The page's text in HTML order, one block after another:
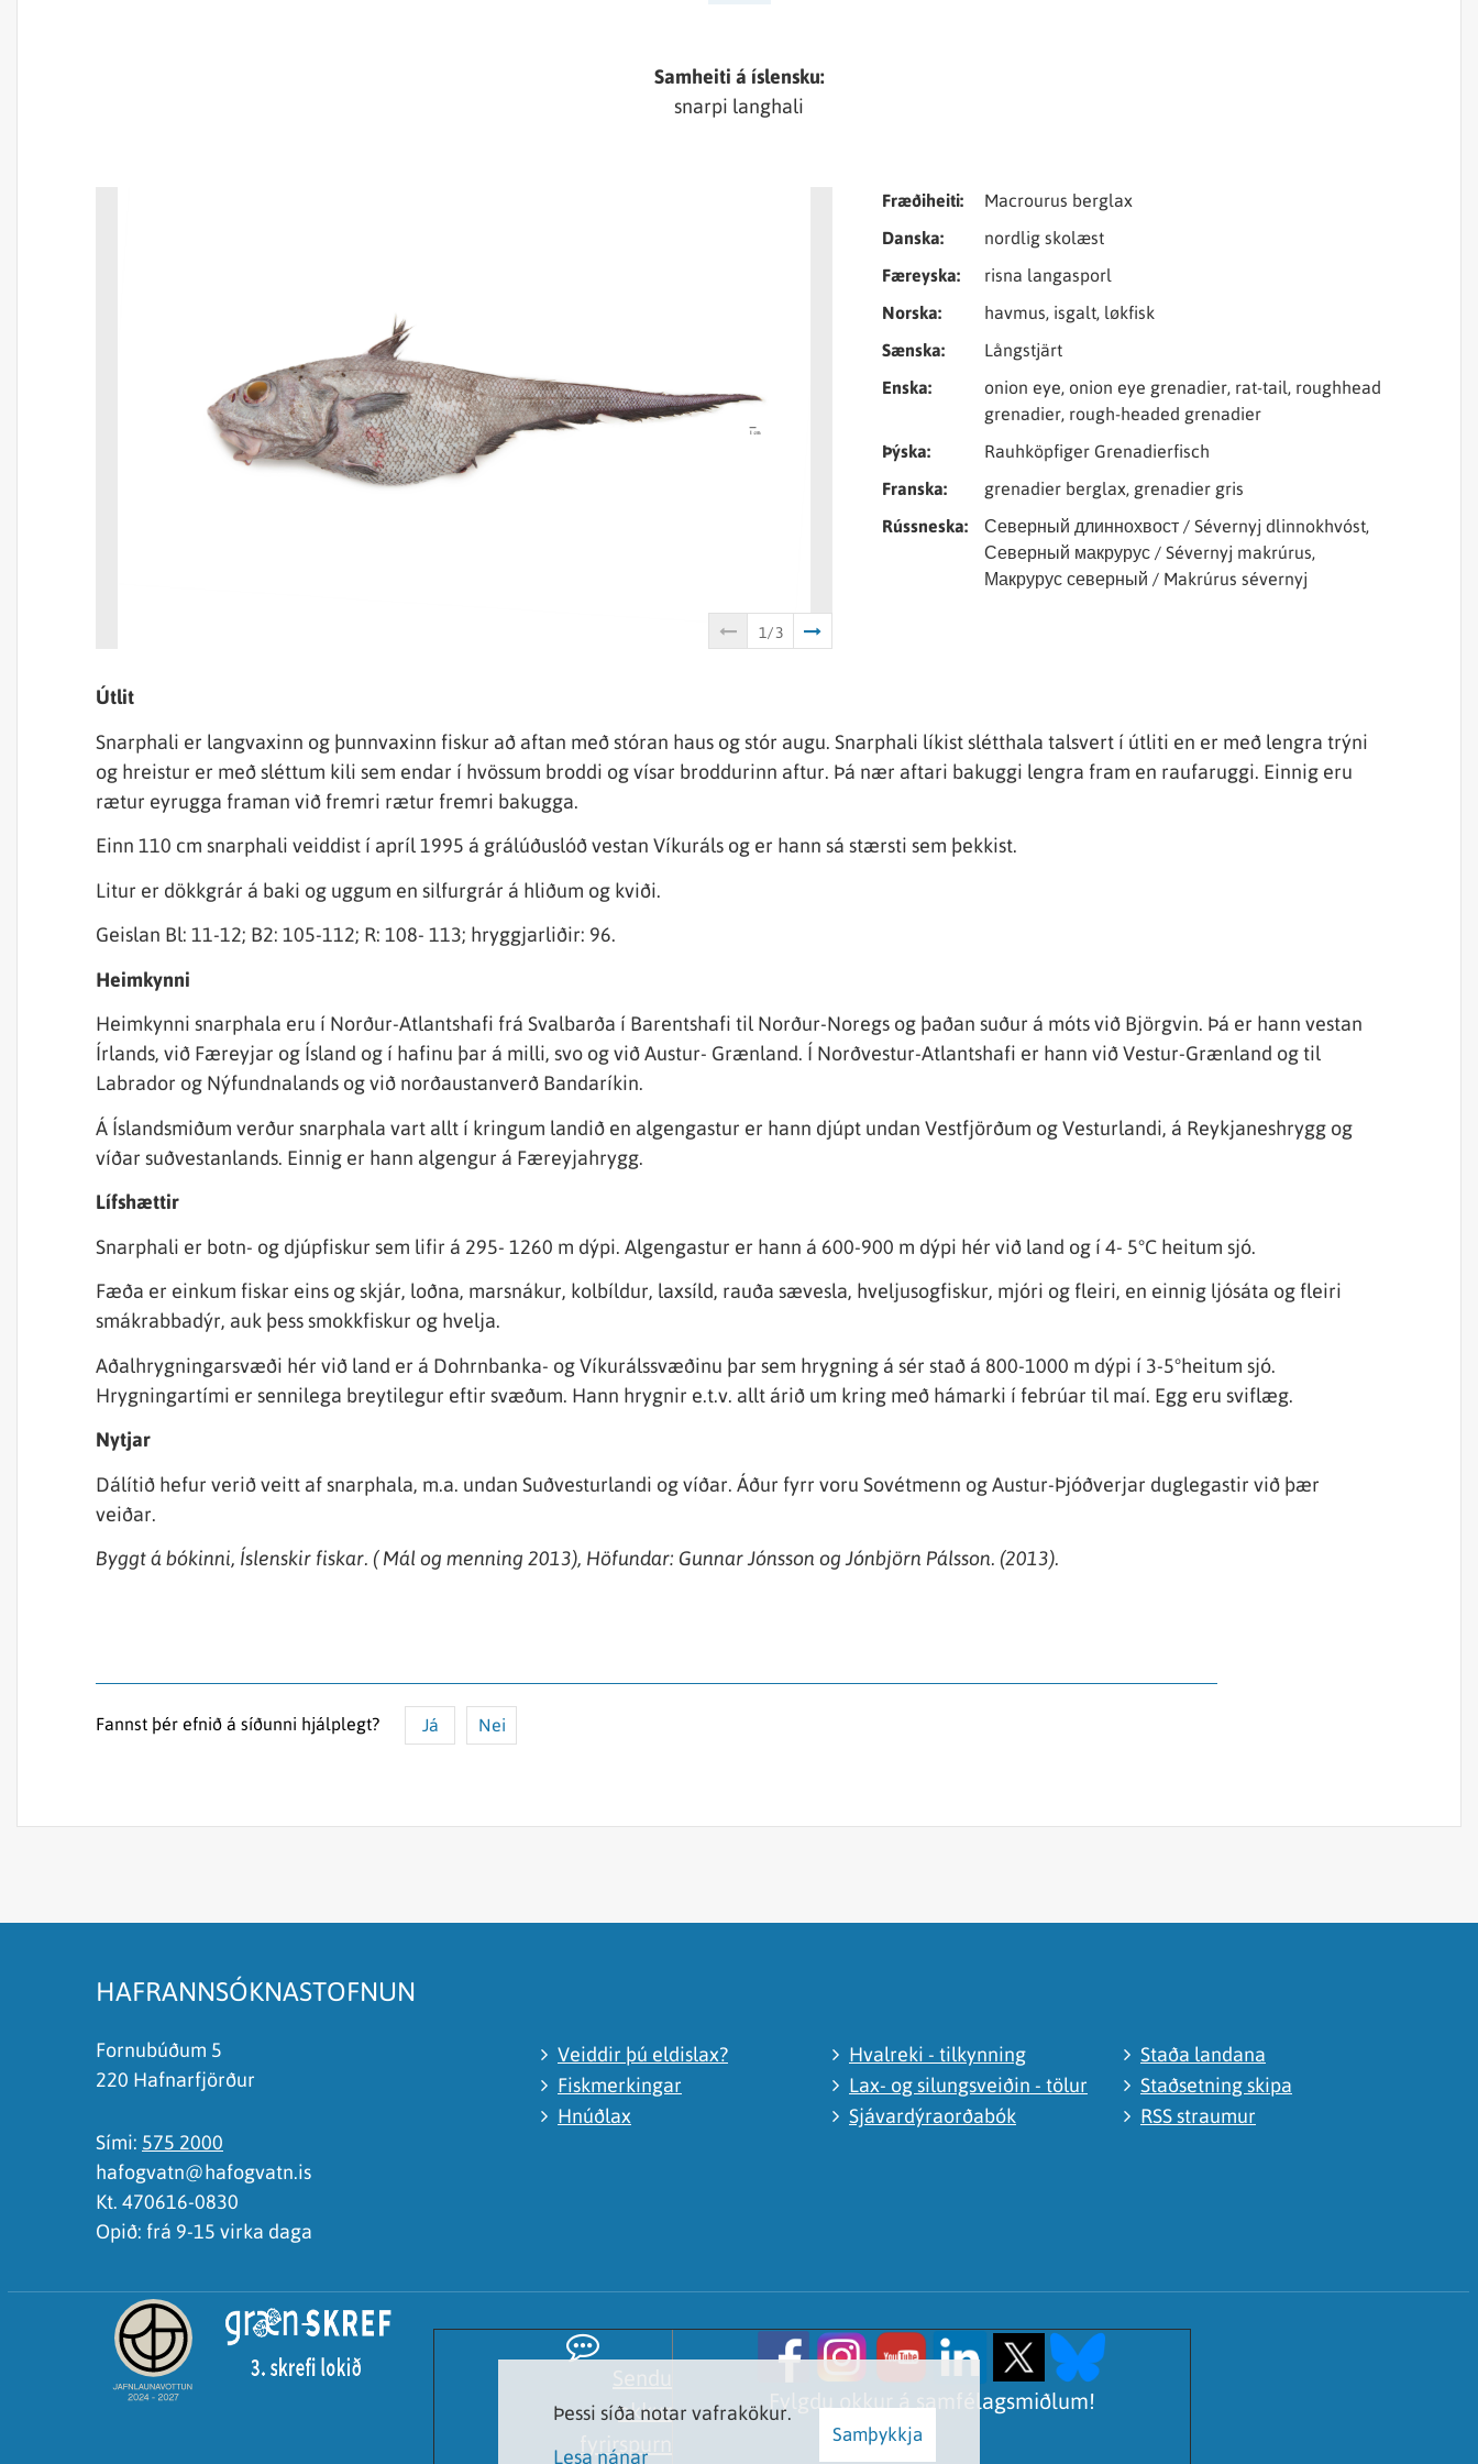
Samheiti á íslensku:
snarpi langhali
Tungumál Samheiti
Fræðiheiti:
Macrourus berglax
Danska:
nordlig skolæst
Færeyska:
risna langasporl
Norska:
havmus, isgalt, løkfisk
Sænska:
Långstjärt
Enska:
onion eye, onion eye grenadier, rat-tail, roughhead
grenadier, rough-headed grenadier
Þýska:
Rauhköpfiger Grenadierfisch
Franska:
grenadier berglax, grenadier gris
Rússneska:
Северный длиннохвост / Sévernyj dlinnokhvóst,
Северный макрурус / Sévernyj makrúrus,
Макрурус северный / Makrúrus sévernyj
Útlit
Snarphali er langvaxinn og þunnvaxinn fiskur að aftan með stóran haus og stór augu. Snarphali líkist slétthala talsvert í útliti en er með lengra trýni
og hreistur er með sléttum kili sem endar í hvössum broddi og vísar broddurinn aftur. Þá nær aftari bakuggi lengra fram en raufaruggi. Einnig eru
rætur eyrugga framan við fremri rætur fremri bakugga.
Einn 110 cm snarphali veiddist í apríl 1995 á grálúðuslóð vestan Víkuráls og er hann sá stærsti sem þekkist.
Litur er dökkgrár á baki og uggum en silfurgrár á hliðum og kviði.
Geislan Bl: 11-12; B2: 105-112; R: 108- 113; hryggjarliðir: 96.
Heimkynni
Heimkynni snarphala eru í Norður-Atlantshafi frá Svalbarða í Barentshafi til Norður-Noregs og þaðan suður á móts við Björgvin. Þá er hann vestan
Írlands, við Færeyjar og Ísland og í hafinu þar á milli, svo og við Austur- Grænland. Í Norðvestur-Atlantshafi er hann við Vestur-Grænland og til
Labrador og Nýfundnalands og við norðaustanverð Bandaríkin.
Á Íslandsmiðum verður snarphala vart allt í kringum landið en algengastur er hann djúpt undan Vestfjörðum og Vesturlandi, á Reykjaneshrygg og
víðar suðvestanlands. Einnig er hann algengur á Færeyjahrygg.
Lífshættir
Snarphali er botn- og djúpfiskur sem lifir á 295- 1260 m dýpi. Algengastur er hann á 600-900 m dýpi hér við land og í 4- 5°C heitum sjó.
Fæða er einkum fiskar eins og skjár, loðna, marsnákur, kolbíldur, laxsíld, rauða sævesla, hveljusogfiskur, mjóri og fleiri, en einnig ljósáta og fleiri
smákrabbadýr, auk þess smokkfiskur og hvelja.
Aðalhrygningarsvæði hér við land er á Dohrnbanka- og Víkurálssvæðinu þar sem hrygning á sér stað á 800-1000 m dýpi í 3-5°heitum sjó.
Hrygningartími er sennilega breytilegur eftir svæðum. Hann hrygnir e.t.v. allt árið um kring með hámarki í febrúar til maí. Egg eru sviflæg.
Nytjar
Dálítið hefur verið veitt af snarphala, m.a. undan Suðvesturlandi og víðar. Áður fyrr voru Sovétmenn og Austur-Þjóðverjar duglegastir við þær
veiðar.
Byggt á bókinni, Íslenskir fiskar. ( Mál og menning 2013), Höfundar: Gunnar Jónsson og Jónbjörn Pálsson. (2013).
Fannst þér efnið á síðunni hjálplegt? Já Nei
HAFRANNSÓKNASTOFNUN
Fornubúðum 5
220 Hafnarfjörður
Sími: 575 2000
hafogvatn@hafogvatn.is
Kt. 470616-0830
Opið: frá 9-15 virka daga
Veiddir þú eldislax?
Fiskmerkingar
Hnúðlax
Hvalreki - tilkynning
Lax- og silungsveiðin - tölur
Sjávardýraorðabók
Staða landana
Staðsetning skipa
RSS straumur
okkur
fyrirspurn
Fylgdu okkur á samfélagsmiðlum!
Þessi síða notar vafrakökur.
Lesa nánar
Samþykkja